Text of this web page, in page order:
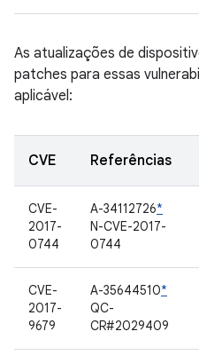
As atualizações de
patches para essas
aplicável:
CVE Referências
CVE-
2017-
0744
A-34112726*
N-CVE-2017-
0744
CVE-
2017-
9679
A-35644510*
QC-
CR#2029409